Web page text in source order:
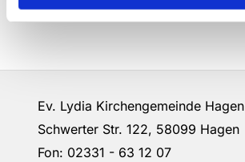
Ev. Lydia Kirchengemeinde Hagen
Schwerter Str. 122, 58099 Hagen
Fon: 02331 - 63 12 07